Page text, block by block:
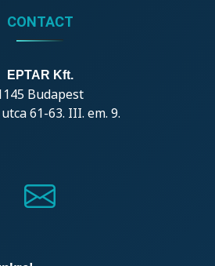
CONTACT
EPTAR Kft.
Budapest
61-63. III. em. 9.